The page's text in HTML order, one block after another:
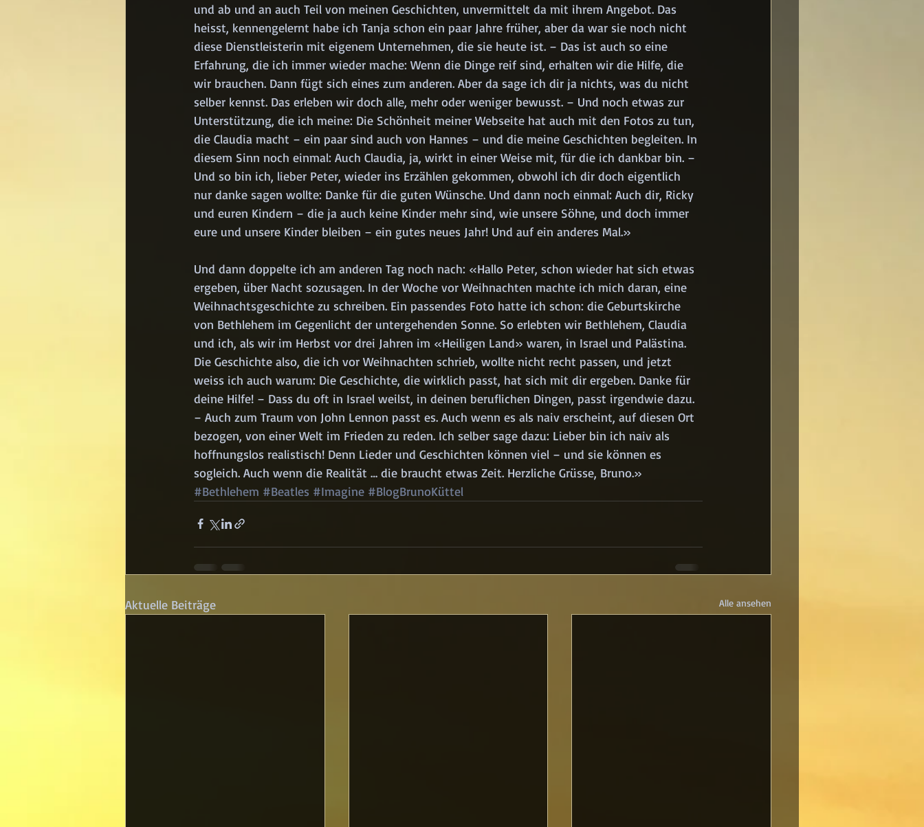
und ab und an auch Teil von meinen Geschichten, unvermittelt da mit ihrem Angebot. Das
heisst, kennengelernt habe ich Tanja schon ein paar Jahre früher, aber da war sie noch nicht
diese Dienstleisterin mit eigenem Unternehmen, die sie heute ist. – Das ist auch so eine
Erfahrung, die ich immer wieder mache: Wenn die Dinge reif sind, erhalten wir die Hilfe, die
wir brauchen. Dann fügt sich eines zum anderen. Aber da sage ich dir ja nichts, was du nicht
selber kennst. Das erleben wir doch alle, mehr oder weniger bewusst. – Und noch etwas zur
Unterstützung, die ich meine: Die Schönheit meiner Webseite hat auch mit den Fotos zu tun,
die Claudia macht – ein paar sind auch von Hannes – und die meine Geschichten begleiten. In
diesem Sinn noch einmal: Auch Claudia, ja, wirkt in einer Weise mit, für die ich dankbar bin. –
Und so bin ich, lieber Peter, wieder ins Erzählen gekommen, obwohl ich dir doch eigentlich
nur danke sagen wollte: Danke für die guten Wünsche. Und dann noch einmal: Auch dir, Ricky
und euren Kindern – die ja auch keine Kinder mehr sind, wie unsere Söhne, und doch immer
eure und unsere Kinder bleiben – ein gutes neues Jahr! Und auf ein anderes Mal.»
Und dann doppelte ich am anderen Tag noch nach: «Hallo Peter, schon wieder hat sich etwas
ergeben, über Nacht sozusagen. In der Woche vor Weihnachten machte ich mich daran, eine
Weihnachtsgeschichte zu schreiben. Ein passendes Foto hatte ich schon: die Geburtskirche
von Bethlehem im Gegenlicht der untergehenden Sonne. So erlebten wir Bethlehem, Claudia
und ich, als wir im Herbst vor drei Jahren im «Heiligen Land» waren, in Israel und Palästina.
Die Geschichte also, die ich vor Weihnachten schrieb, wollte nicht recht passen, und jetzt
weiss ich auch warum: Die Geschichte, die wirklich passt, hat sich mit dir ergeben. Danke für
deine Hilfe! – Dass du oft in Israel weilst, in deinen beruflichen Dingen, passt irgendwie dazu.
– Auch zum Traum von John Lennon passt es. Auch wenn es als naiv erscheint, auf diesen Ort
bezogen, von einer Welt im Frieden zu reden. Ich selber sage dazu: Lieber bin ich naiv als
hoffnungslos realistisch! Denn Lieder und Geschichten können viel – und sie können es
sogleich. Auch wenn die Realität … die braucht etwas Zeit. Herzliche Grüsse, Bruno.»
#Bethlehem #Beatles #Imagine #BlogBrunoKüttel
Aktuelle Beiträge Alle ansehen